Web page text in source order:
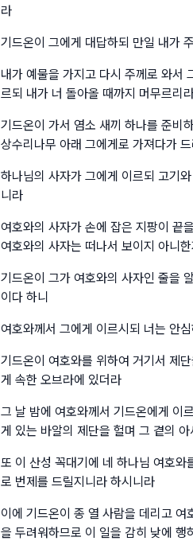
라
기드온이 그에게 대답하되 만일 내가
내가 예물을 가지고 다시 주께로 와서
르되 내가 너 돌아올 때까지 머무르리
기드온이 가서 염소 새끼 하나를 준비
상수리나무 아래 그에게로 가져다가
하나님의 사자가 그에게 이르되 고기
니라
여호와의 사자가 손에 잡은 지팡이 끝
여호와의 사자는 떠나서 보이지 아니
기드온이 그가 여호와의 사자인 줄을
이다 하니
여호와께서 그에게 이르시되 너는 안
기드온이 여호와를 위하여 거기서 제
게 속한 오브라에 있더라
그 날 밤에 여호와께서 기드온에게 이
게 있는 바알의 제단을 헐며 그 곁의
또 이 산성 꼭대기에 네 하나님 여호
로 번제를 드릴지니라 하시니라
이에 기드온이 종 열 사람을 데리고
을 두려워하므로 이 일을 감히 낮에 행